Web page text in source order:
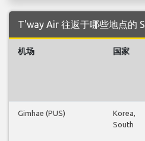
T'way Air 往返于哪些地点的
机场 国家
Gimhae (PUS)
Korea,
South